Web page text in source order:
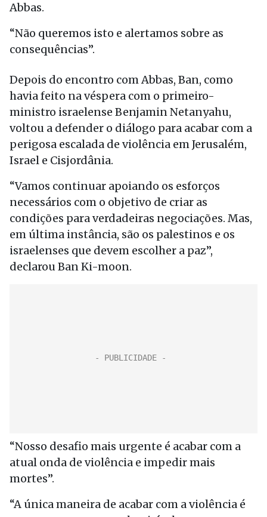
Abbas.
“Não queremos isto e alertamos sobre as
consequências”.
Depois do encontro com Abbas, Ban, como
havia feito na véspera com o primeiro-
ministro israelense Benjamin Netanyahu,
voltou a defender o diálogo para acabar com a
perigosa escalada de violência em Jerusalém,
Israel e Cisjordânia.
“Vamos continuar apoiando os esforços
necessários com o objetivo de criar as
condições para verdadeiras negociações. Mas,
em última instância, são os palestinos e os
israelenses que devem escolher a paz”,
declarou Ban Ki-moon.
“Nosso desafio mais urgente é acabar com a
atual onda de violência e impedir mais
mortes”.
“A única maneira de acabar com a violência é